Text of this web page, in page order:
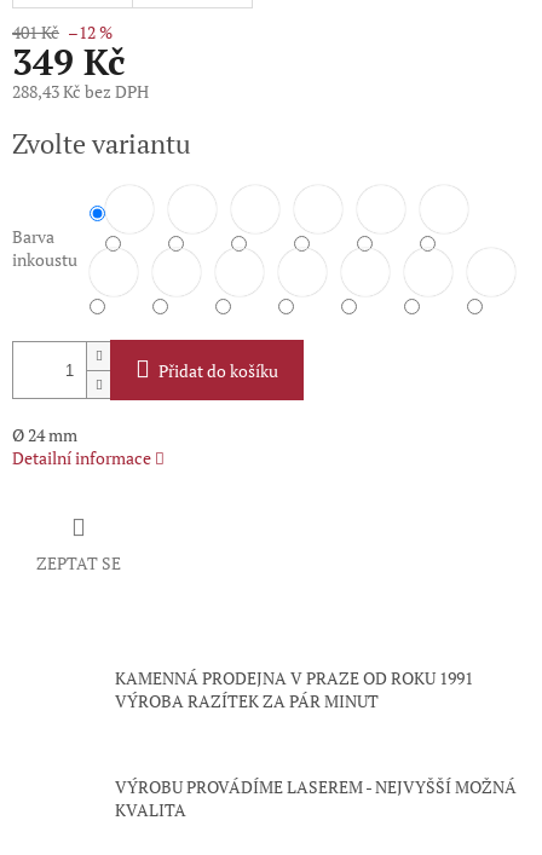
401 Kč –12 %
349 Kč
288,43 Kč bez DPH
cena:
Zvolte variantu
Barva
inkoustu
Přidat do košíku
Ø 24 mm
Detailní informace
ZEPTAT SE
KAMENNÁ PRODEJNA V PRAZE OD ROKU 1991
VÝROBA RAZÍTEK ZA PÁR MINUT
VÝROBU PROVÁDÍME LASEREM - NEJVYŠŠÍ MOŽNÁ
KVALITA